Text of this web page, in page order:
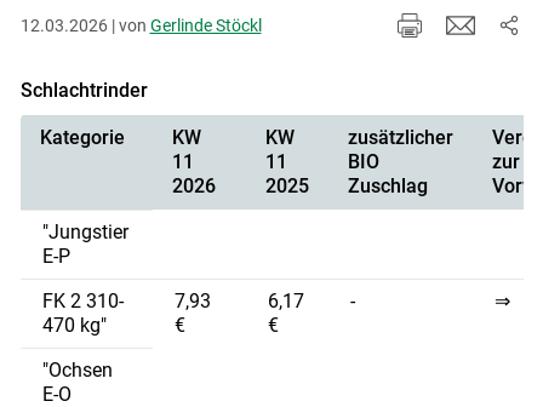
12.03.2026 | von Gerlinde Stöckl
Schlachtrinder
Kategorie
KW
11
2026
KW
11
2025
zusätzlicher
BIO
Zuschlag
zur
"Jungstier
E-P
FK 2 310-
470 kg"
7,93
€
6,17
€
- ⇒
"Ochsen
E-O